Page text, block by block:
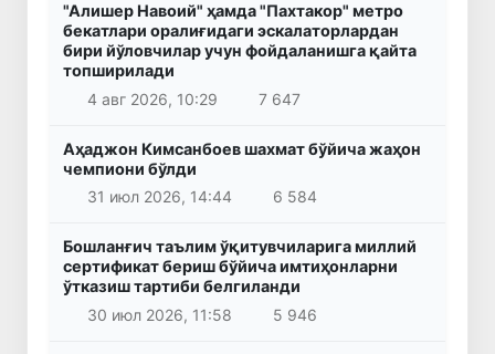
"Алишер Навоий" ҳамда "Пахтакор" метро
бекатлари оралиғидаги эскалаторлардан
бири йўловчилар учун фойдаланишга қайта
топширилади
4 авг 2026, 10:29
7 647
Аҳаджон Кимсанбоев шахмат бўйича жаҳон
чемпиони бўлди
31 июл 2026, 14:44
6 584
Бошланғич таълим ўқитувчиларига миллий
сертификат бериш бўйича имтиҳонларни
ўтказиш тартиби белгиланди
30 июл 2026, 11:58
5 946